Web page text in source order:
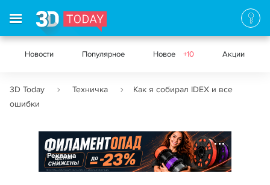
Новости Популярное Новое +10 Акции
3D Today Техничка
Как я собирал IDEX и все
ошибки
Реклама